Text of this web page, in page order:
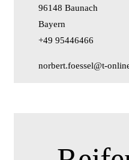
96148 Baunach
Bayern
+49 95446466
norbert.foessel@t-